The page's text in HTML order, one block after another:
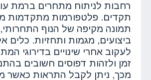
רחבות לניתוח מתחרים ברמת
תקדים. פלטפורמות מתקדמות
תמונה מקיפה של הנוף
ביצועים, מגמות ותחזיות. כלים
לעקוב אחרי שינויים בדירוגי
זמן ולזהות דפוסים חשובים
מכך, ניתן לקבל התראות כאשר